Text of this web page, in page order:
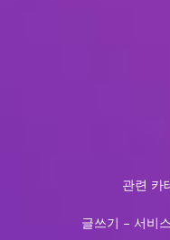
관련 카
글쓰기 – 서비